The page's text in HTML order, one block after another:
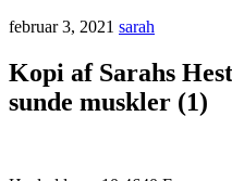
februar 3, 2021 sarah
Kopi af Sarahs
sunde muskler (1)